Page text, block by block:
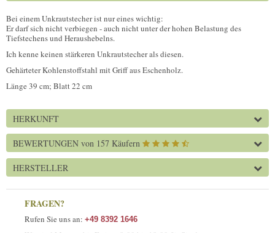
Bei einem Unkrautstecher ist nur eines wichtig:
Er darf sich nicht verbiegen - auch nicht unter der hohen Belastung des
Tiefstechens und Heraushebelns.
Ich kenne keinen stärkeren Unkrautstecher als diesen.
Gehärteter Kohlenstoffstahl mit Griff aus Eschenholz.
Länge 39 cm; Blatt 22 cm
HERKUNFT
BEWERTUNGEN von 157 Käufern
HERSTELLER
FRAGEN?
Rufen Sie uns an: +49 8392 1646